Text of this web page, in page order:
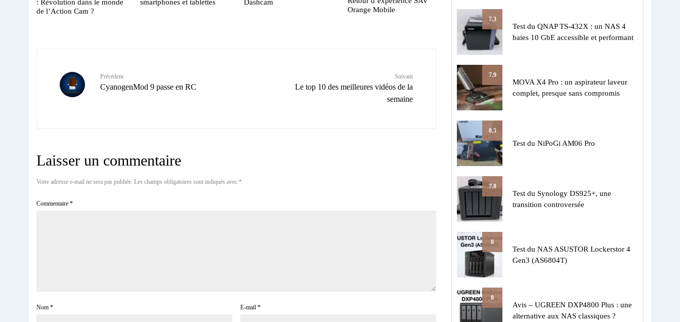
: Révolution dans le monde
de l’Action Cam ?
smartphones et tablettes
Dashcam
Orange Mobile
Précédent
CyanogenMod 9 passe en RC
Suivant
Le top 10 des meilleures vidéos de la
semaine
Laisser un commentaire
Votre adresse e-mail ne sera pas publiée. Les champs obligatoires sont indiqués avec *
Commentaire *
Nom * E-mail *
7.3
Test du QNAP TS-432X : un NAS 4
baies 10 GbE accessible et performant
7.9
MOVA X4 Pro : un aspirateur laveur
complet, presque sans compromis
8.5
Test du NiPoGi AM06 Pro
7.8
Test du Synology DS925+, une
transition controversée
8
Test du NAS ASUSTOR Lockerstor 4
Gen3 (AS6804T)
8
Avis – UGREEN DXP4800 Plus : une
alternative aux NAS classiques ?